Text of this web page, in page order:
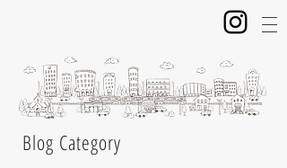
​ Blog Category